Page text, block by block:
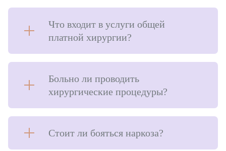
Что входит в услуги общей
платной хирургии?
Больно ли проводить
хирургические процедуры?
Стоит ли бояться наркоза?